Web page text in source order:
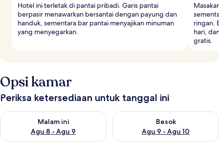
Hotel ini terletak di pantai pribadi. Garis pantai
berpasir menawarkan bersantai dengan payung dan
handuk, sementara bar pantai menyajikan minuman
yang menyegarkan.
ringan.
hari,
gratis.
Opsi kamar
Periksa ketersediaan untuk tanggal ini
Malam ini
Agu 8 - Agu 9
Periksa ketersediaan untuk malam ini Agu 8 - Agu 9
Besok
Agu 9 - Agu 10
Periksa ketersediaan untuk